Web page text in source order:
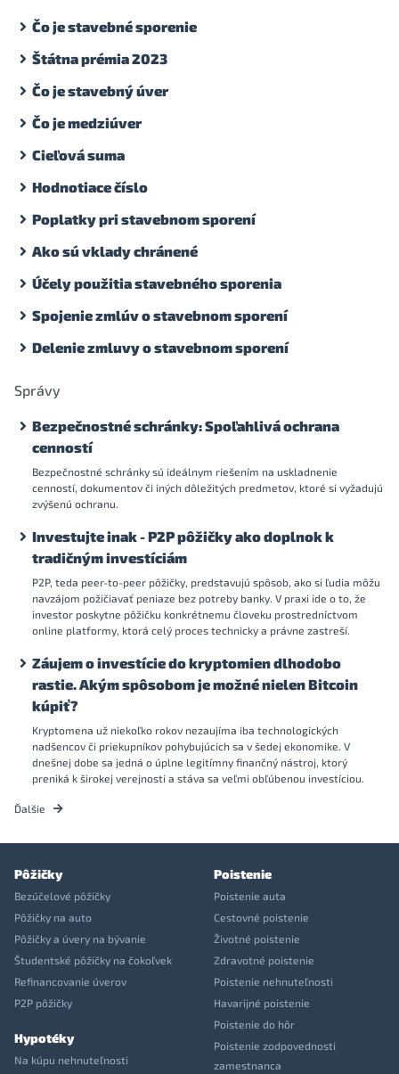
Čo je stavebné sporenie
Štátna prémia 2023
Čo je stavebný úver
Čo je medziúver
Cieľová suma
Hodnotiace číslo
Poplatky pri stavebnom sporení
Ako sú vklady chránené
Účely použitia stavebného sporenia
Spojenie zmlúv o stavebnom sporení
Delenie zmluvy o stavebnom sporení
Správy
Bezpečnostné schránky: Spoľahlivá ochrana
cenností
Bezpečnostné schránky sú ideálnym riešením na uskladnenie
cenností, dokumentov či iných dôležitých predmetov, ktoré si vyžadujú
zvýšenú ochranu.
Investujte inak - P2P pôžičky ako doplnok k
tradičným investíciám
P2P, teda peer-to-peer pôžičky, predstavujú spôsob, ako si ľudia môžu
navzájom požičiavať peniaze bez potreby banky. V praxi ide o to, že
investor poskytne pôžičku konkrétnemu človeku prostredníctvom
online platformy, ktorá celý proces technicky a právne zastreší.
Záujem o investície do kryptomien dlhodobo
rastie. Akým spôsobom je možné nielen Bitcoin
kúpiť?
Kryptomena už niekoľko rokov nezaujíma iba technologických
nadšencov či priekupníkov pohybujúcich sa v šedej ekonomike. V
dnešnej dobe sa jedná o úplne legitímny finančný nástroj, ktorý
preniká k širokej verejnosti a stáva sa veľmi obľúbenou investíciou.
Ďalšie
Pôžičky
Bezúčelové pôžičky
Pôžičky na auto
Pôžičky a úvery na bývanie
Študentské pôžičky na čokoľvek
Refinancovanie úverov
P2P pôžičky
Hypotéky
Na kúpu nehnuteľnosti
Poistenie
Poistenie auta
Cestovné poistenie
Životné poistenie
Zdravotné poistenie
Poistenie nehnuteľnosti
Havarijné poistenie
Poistenie do hôr
Poistenie zodpovednosti
zamestnanca